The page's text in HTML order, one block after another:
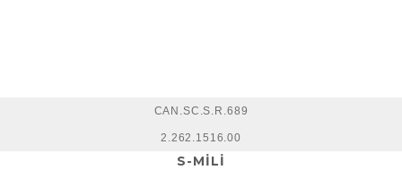
CAN.SC.S.R.689
2.262.1516.00
S-MİLİ